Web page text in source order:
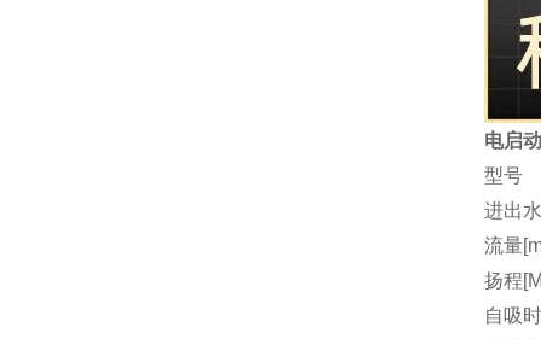
电启
型号
进出
流量
扬程
自吸